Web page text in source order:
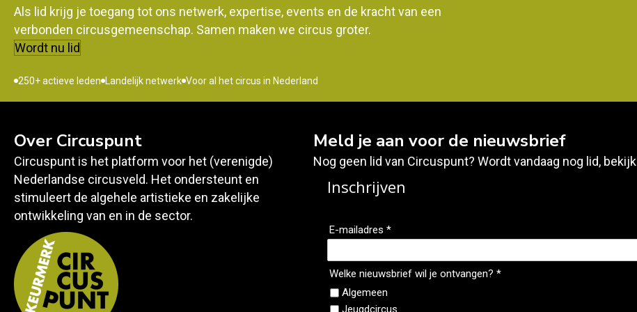
Als lid krijg je toegang tot ons netwerk, expertise, events en de kracht van een
verbonden circusgemeenschap. Samen maken we circus groter.
Wordt nu lid
250+ actieve leden Landelijk netwerk Voor al het circus in Nederland
Over Circuspunt
Circuspunt is het platform voor het (verenigde)
Nederlandse circusveld. Het ondersteunt en
stimuleert de algehele artistieke en zakelijke
ontwikkeling van en in de sector.
Meld je aan voor de nieuwsbrief
Nog geen lid van Circuspunt? Wordt vandaag nog lid, bekijk
Inschrijven
E-mailadres *
Welke nieuwsbrief wil je ontvangen? *
Algemeen
Jeugdcircus